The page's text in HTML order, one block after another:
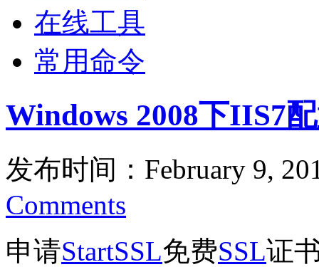
在线工具
常用命令
Windows 2008下IIS7
发布时间：February 9,
Comments
申请StartSSL免费SSL证